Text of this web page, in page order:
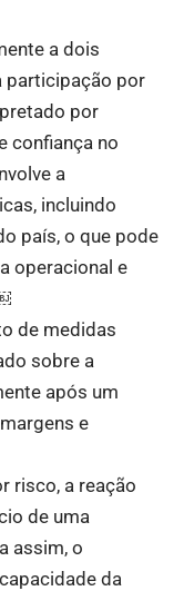
a dois
participação por
por
confiança no
a
incluindo
país, o que pode
operacional e
de medidas
sobre a
após um
e
risco, a reação
de uma
assim, o
da